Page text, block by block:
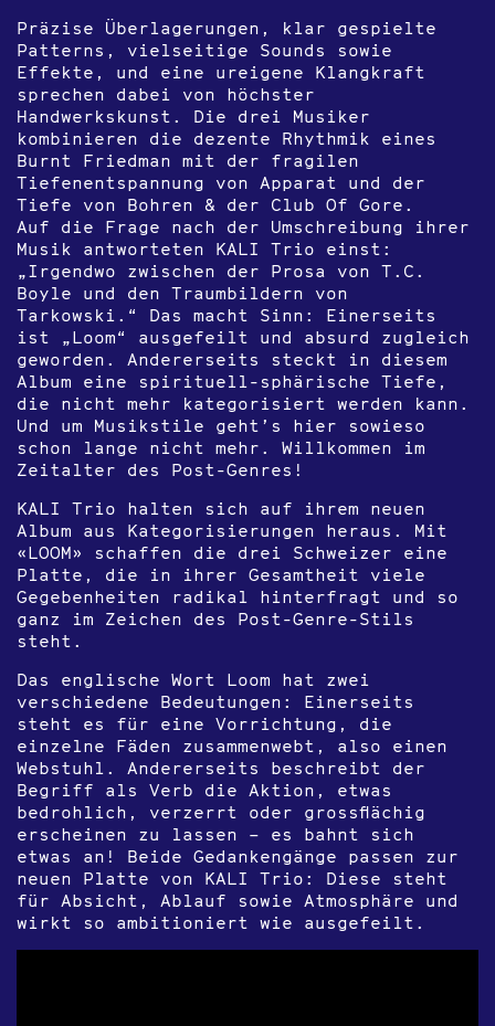
Präzise Überlagerungen, klar gespielte
Patterns, vielseitige Sounds sowie
Effekte, und eine ureigene Klangkraft
sprechen dabei von höchster
Handwerkskunst. Die drei Musiker
kombinieren die dezente Rhythmik eines
Burnt Friedman mit der fragilen
Tiefenentspannung von Apparat und der
Tiefe von Bohren & der Club Of Gore.
Auf die Frage nach der Umschreibung ihrer
Musik antworteten KALI Trio einst:
„Irgendwo zwischen der Prosa von T.C.
Boyle und den Traumbildern von
Tarkowski.“ Das macht Sinn: Einerseits
ist „Loom“ ausgefeilt und absurd zugleich
geworden. Andererseits steckt in diesem
Album eine spirituell-sphärische Tiefe,
die nicht mehr kategorisiert werden kann.
Und um Musikstile geht’s hier sowieso
schon lange nicht mehr. Willkommen im
Zeitalter des Post-Genres!
KALI Trio halten sich auf ihrem neuen
Album aus Kategorisierungen heraus. Mit
«LOOM» schaffen die drei Schweizer eine
Platte, die in ihrer Gesamtheit viele
Gegebenheiten radikal hinterfragt und so
ganz im Zeichen des Post-Genre-Stils
steht.
Das englische Wort Loom hat zwei
verschiedene Bedeutungen: Einerseits
steht es für eine Vorrichtung, die
einzelne Fäden zusammenwebt, also einen
Webstuhl. Andererseits beschreibt der
Begriff als Verb die Aktion, etwas
bedrohlich, verzerrt oder grossflächig
erscheinen zu lassen – es bahnt sich
etwas an! Beide Gedankengänge passen zur
neuen Platte von KALI Trio: Diese steht
für Absicht, Ablauf sowie Atmosphäre und
wirkt so ambitioniert wie ausgefeilt.